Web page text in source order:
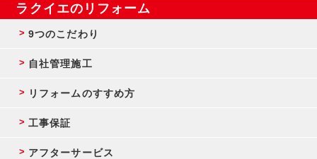
ラクイエのリフォーム
9つのこだわり
自社管理施工
リフォームのすすめ方
工事保証
アフターサービス